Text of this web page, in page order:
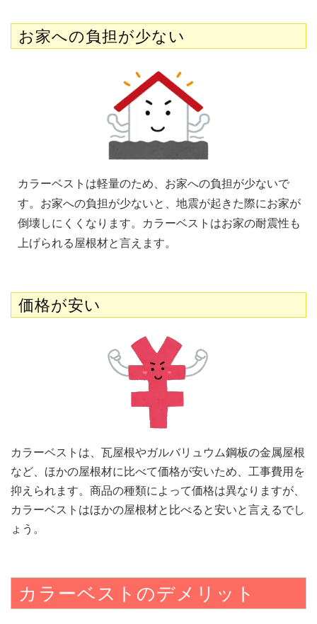
お家への負担が少ない
カラーベストは軽量のため、お家への負担が少ないで
す。お家への負担が少ないと、地震が起きた際にお家が
倒壊しにくくなります。カラーベストはお家の耐震性も
上げられる屋根材と言えます。
価格が安い
カラーベストは、瓦屋根やガルバリュウム鋼板の金属屋根
など、ほかの屋根材に比べて価格が安いため、工事費用を
抑えられます。商品の種類によって価格は異なりますが、
カラーベストはほかの屋根材と比べると安いと言えるでし
ょう。
カラーベストのデメリット